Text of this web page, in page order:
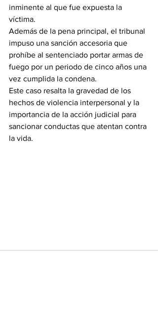
inminente al que fue expuesta la
víctima.
Además de la pena principal, el tribunal
impuso una sanción accesoria que
prohíbe al sentenciado portar armas de
fuego por un periodo de cinco años una
vez cumplida la condena.
Este caso resalta la gravedad de los
hechos de violencia interpersonal y la
importancia de la acción judicial para
sancionar conductas que atentan contra
la vida.